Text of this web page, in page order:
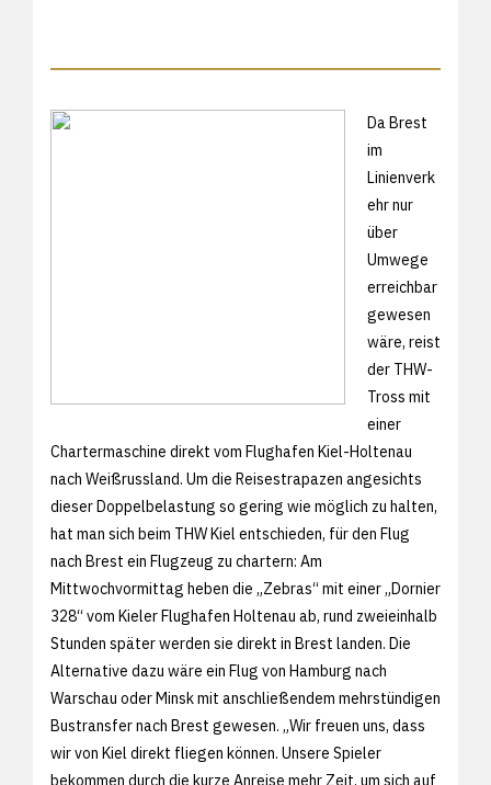
Da Brest
im
Linienverk
ehr nur
über
Umwege
erreichbar
gewesen
wäre, reist
der THW-
Tross mit
einer
Chartermaschine direkt vom Flughafen Kiel-Holtenau
nach Weißrussland. Um die Reisestrapazen angesichts
dieser Doppelbelastung so gering wie möglich zu halten,
hat man sich beim THW Kiel entschieden, für den Flug
nach Brest ein Flugzeug zu chartern: Am
Mittwochvormittag heben die „Zebras“ mit einer „Dornier
328“ vom Kieler Flughafen Holtenau ab, rund zweieinhalb
Stunden später werden sie direkt in Brest landen. Die
Alternative dazu wäre ein Flug von Hamburg nach
Warschau oder Minsk mit anschließendem mehrstündigen
Bustransfer nach Brest gewesen. „Wir freuen uns, dass
wir von Kiel direkt fliegen können. Unsere Spieler
bekommen durch die kurze Anreise mehr Zeit, um sich auf